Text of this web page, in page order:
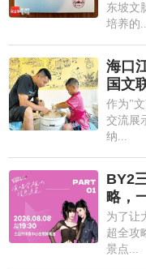
东坡文
培养的...
海口
国文
作为"
交流展
纳...
BY2
略，
为了让
超全攻
景点...